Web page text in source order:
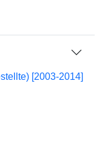
[2003-2014]